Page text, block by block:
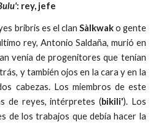
: rey, jefe
bribris es el clan Sàlkwako gente
rey, Antonio Saldaña, murió en
venía de progenitores que tenían
y también ojos en la cara y en la
cabezas. Los miembros de este
de reyes, intérpretes (bikili'). Los
de los trabajos que debía hacer la